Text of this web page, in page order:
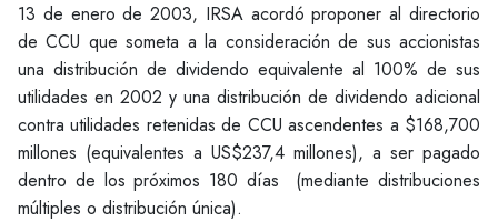
13 de enero de 2003, IRSA acordó proponer al directorio
de CCU que someta a la consideración de sus accionistas
una distribución de dividendo equivalente al 100% de sus
utilidades en 2002 y una distribución de dividendo adicional
contra utilidades retenidas de CCU ascendentes a $168,700
millones (equivalentes a US$237,4 millones), a ser pagado
dentro de los próximos 180 días (mediante distribuciones
múltiples o distribución única).